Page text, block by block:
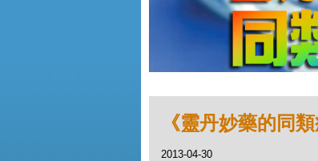
《靈丹妙藥的同
2013-04-30